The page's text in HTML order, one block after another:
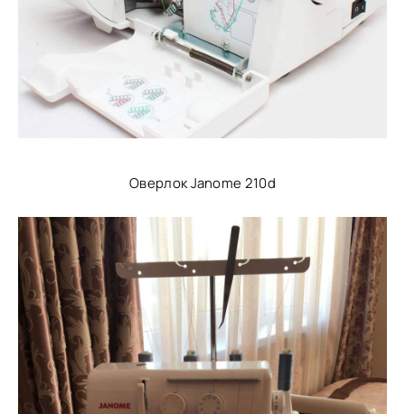
Оверлок Janome 210d